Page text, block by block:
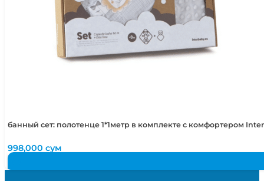
банный сет: полотенце 1*1метр в комплекте с комфортером
998,000сум